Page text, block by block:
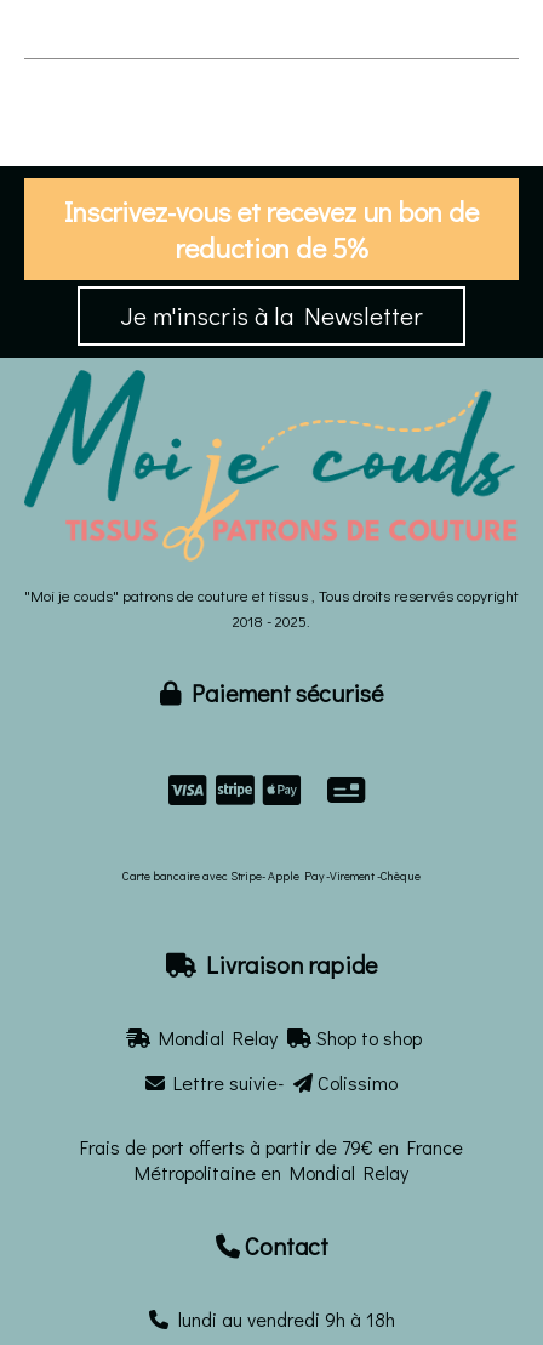
Inscrivez-vous et recevez un bon de
reduction de 5%
Je m'inscris à la Newsletter
"Moi je couds" patrons de couture et tissus , Tous droits reservés copyright
2018 - 2025.
 Paiement sécurisé
 
Carte bancaire avec Stripe- Apple Pay -Virement -Chèque
 Livraison rapide
 Mondial Relay  Shop to shop
 Lettre suivie-  Colissimo
Frais de port offerts à partir de 79€ en France
Métropolitaine en Mondial Relay
Contact
lundi au vendredi 9h à 18h